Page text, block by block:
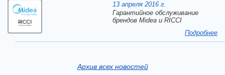
13 апреля 2016 г.
Гарантийное обслуживание
брендов Midea и RICCI
Подробнее
Архив всех новостей